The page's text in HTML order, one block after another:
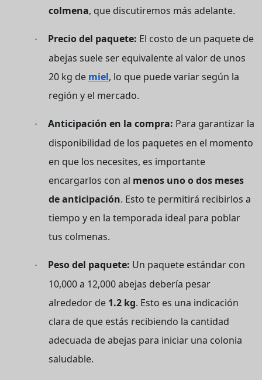
colmena, que discutiremos más adelante.
· Precio del paquete: El costo de un paquete de
abejas suele ser equivalente al valor de unos
20 kg de miel, lo que puede variar según la
región y el mercado.
· Anticipación en la compra: Para garantizar la
disponibilidad de los paquetes en el momento
en que los necesites, es importante
encargarlos con al menos uno o dos meses
de anticipación. Esto te permitirá recibirlos a
tiempo y en la temporada ideal para poblar
tus colmenas.
· Peso del paquete: Un paquete estándar con
10,000 a 12,000 abejas debería pesar
alrededor de 1.2 kg. Esto es una indicación
clara de que estás recibiendo la cantidad
adecuada de abejas para iniciar una colonia
saludable.